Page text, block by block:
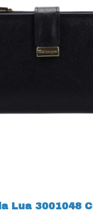
Lua 3001048